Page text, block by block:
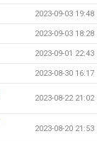
2023-09-03 19:48
2023-09-03 18:28
2023-09-01 22:43
2023-08-30 16:17
2023-08-22 21:02
2023-08-20 21:53